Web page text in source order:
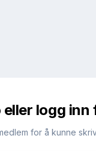
logg inn
for å kunne